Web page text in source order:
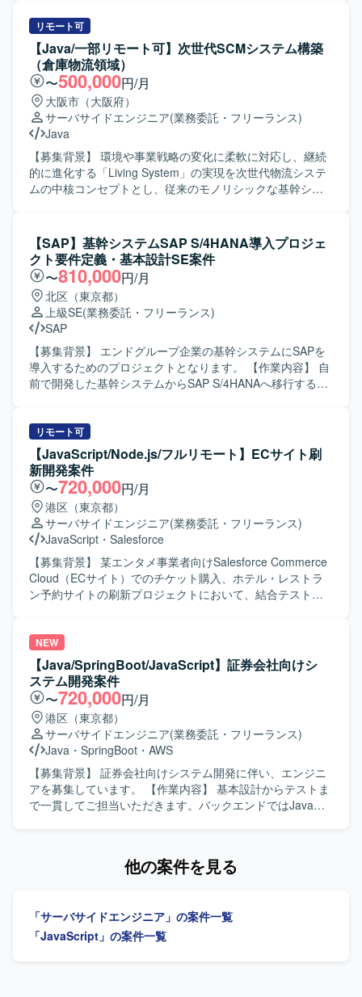
対象に、実装やコンテンツの作成・修正、広告用LPの制作
を行っていただきます。 要件整理を行いながら、スケジュ
ール調整や設定作業を行い、複数タスクを並行して対応し
ていただきます。 タスクはSlackを通じて受け取り、
Googleスプレッドシートで管理しつつ、必要に応じて関係
者へのヒアリングを実施し、サイト運用および改善を進め
ていただきます。 【求める人物像】 フロントエンドおよび
バックエンドの実装を一人称で推進でき、自ら課題を発見
して主体的に動いていただける方を求めております。 サイ
ト運用を行いながら、環境整備や業務フローの改善にも前
向きに取り組んでいただける方が望ましいです。 【ポジシ
トエンドからバックエンドまで幅広い実装経験を積むこと
ができます。 デザイナーと密に連携しながら、コンテンツ
企画から実装まで一貫して関われるため、裁量を持ってサ
イト改善に貢献していただけます。 【開発環境】 HTML /
CSS / JavaScript / React / TypeScript を用いたフロントエ
ンド・バックエンド開発環境です。 WordPress をはじめと
した各種CMSを利用したサイト運用を行っております。 タ
スク管理にはSlackおよびGoogleスプレッドシートを使用し
ております。
リモート可
【Java/一部リモート可】次世代SCMシステム構築
（倉庫物流領域）
〜500,000円/月
大阪市（大阪府）
サーバサイドエンジニア(業務委託・フリーランス)
Java
【募集背景】 環境や事業戦略の変化に柔軟に対応し、継続
的に進化する「Living System」の実現を次世代物流システ
ムの中核コンセプトとし、従来のモノリシックな基幹シス
上位システムから分離し、独立したサービスとして稼働さ
せるためのシステム設計・開発・テストを行っていただき
ます。また、物流システム刷新に向けた要件定義・設計・
開発・テストを一貫して対応していただきます。 【求める
人物像】 チームとのコミュニケーションを大切にできる方
を求めています。長期間参画いただける方、多種多様な課
題に対して主体的に取り組める方、新しい技術への学習意
欲が高い方、周りを巻き込み積極的に意見を提示いただけ
る方を歓迎します。 【ポジションの魅力】 次世代物流シス
テムの中核となる領域に上流工程から携わることができ、
ロジェクトです。 【開発環境】 Javaを用いたWebアプリケ
ーション開発環境で、物流システム領域の業務システム開
発に携わっていただきます。
【SAP】基幹システムSAP S/4HANA導入プロジェ
クト要件定義・基本設計SE案件
〜810,000円/月
北区（東京都）
上級SE(業務委託・フリーランス)
SAP
【募集背景】 エンドグループ企業の基幹システムにSAPを
導入するためのプロジェクトとなります。 【作業内容】 自
前で開発した基幹システムからSAP S/4HANAへ移行するに
ーションを取りながら主体的に要件整理と設計を進めてい
ただける方を求めております。 【ポジションの魅力】 基幹
システム全体のSAP導入プロジェクトに上流工程から参画
でき、販売管理や購買管理／在庫管理領域での業務知見と
SAPスキルを高めていただけます。 【開発環境】 SAP
S/4HANAを中心とした基幹システム環境となります。
リモート可
【JavaScript/Node.js/フルリモート】ECサイト刷
新開発案件
〜720,000円/月
港区（東京都）
サーバサイドエンジニア(業務委託・フリーランス)
JavaScript ・ Salesforce
【募集背景】 某エンタメ事業者向けSalesforce Commerce
Cloud（ECサイト）でのチケット購入、ホテル・レストラ
ン予約サイトの刷新プロジェクトにおいて、結合テストフ
向けに導入しているSalesforce Commerce Cloud（ECサイ
ト）内で、チケット購入、ホテル・レストラン予約サイト
の刷新対応を行っていただきます。現在は結合テストフェ
ーズで発生しているバグ改修が中心となり、設計書を読み
込み仕様を理解いただいた上で、改修箇所の調査・解析か
ら実装、テストまで一連の工程を担当していただきます。
開発はNode.js上でJavaScriptを使用して実施します。 【求
める人物像】 設計書から仕様を素早く理解し、自ら課題を
発見して主体的に動ける方を求めています。フットワーク
軽く、関係者と能動的にコミュニケーションをとりなが
ら、バグ改修や機能改善を着実に進めていただける方が望
結合テストフェーズにおけるバグ改修を通じて、既存機能
Salesforce Commerce Cloudを基盤としたECサイトにおい
て、Node.js上でJavaScriptを用いた開発を行います。
NEW
【Java/SpringBoot/JavaScript】証券会社向けシ
ステム開発案件
〜720,000円/月
港区（東京都）
サーバサイドエンジニア(業務委託・フリーランス)
Java ・ SpringBoot ・ AWS
【募集背景】 証券会社向けシステム開発に伴い、エンジニ
アを募集しています。 【作業内容】 基本設計からテストま
で一貫してご担当いただきます。バックエンドではJavaお
TypeScript（React）を使用します。ソースコード管理には
GitLab、コミュニケーションにはTeamsを使用します。
他の案件を見る
「サーバサイドエンジニア」の案件一覧
「JavaScript」の案件一覧